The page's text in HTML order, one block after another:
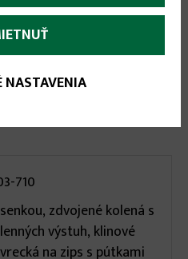
710
zdvojené kolená s
výstuh, klinové
na zips s pútkami
NASTAVENIA